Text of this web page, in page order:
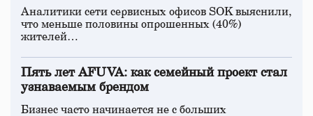
Аналитики сети сервисных офисов SOK выяснили,
что меньше половины опрошенных (40%)
жителей…
Пять лет AFUVA: как семейный проект стал
узнаваемым брендом
Бизнес часто начинается не с больших